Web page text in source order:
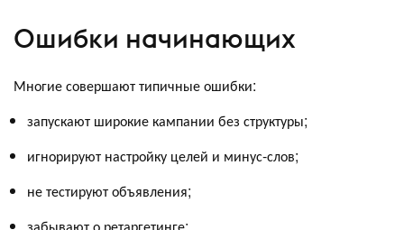
Ошибки начинающих
Многие совершают типичные ошибки:
запускают широкие кампании без структуры;
игнорируют настройку целей и минус-слов;
не тестируют объявления;
забывают о ретаргетинге;